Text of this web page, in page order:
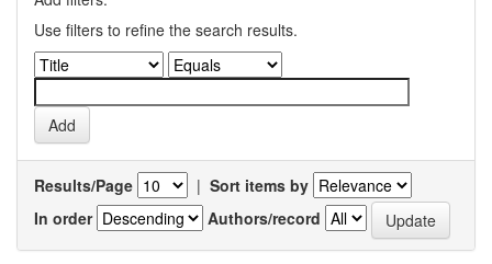
Use filters to refine the search results.
Results/Page | Sort items by
In order
Authors/record